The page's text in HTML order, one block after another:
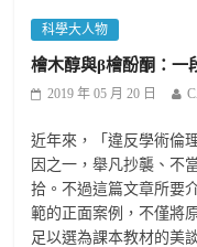
科學大人物
檜木醇與β檜酚酮：一
2019 年 05 月 20 日
近年來，「違反學術倫
因之一，舉凡抄襲、不
拾。不過這篇文章所要
範的正面案例，不僅將
足以選為課本教材的美